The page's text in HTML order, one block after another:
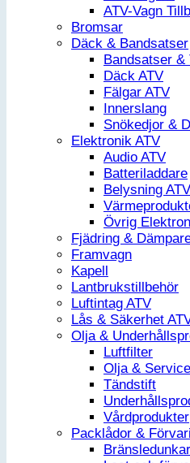
ATV-Vagn
Bromsar
Däck & Bandsatser
Bandsatser &
Däck ATV
Fälgar ATV
Innerslang
Snökedjor &
Elektronik ATV
Audio ATV
Batteriladdare
Belysning ATV
Övrig
Fjädring &
Framvagn
Kapell
Lantbrukstillbehör
Luftintag ATV
Lås & Säkerhet
Olja &
Luftfilter
Olja &
Tändstift
Vårdprodukter
Packlådor &
Bränsledunkar